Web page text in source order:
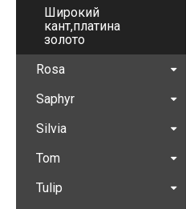
Широкий
кант,платина
золото
Rosa
Saphyr
Silvia
Tom
Tulip